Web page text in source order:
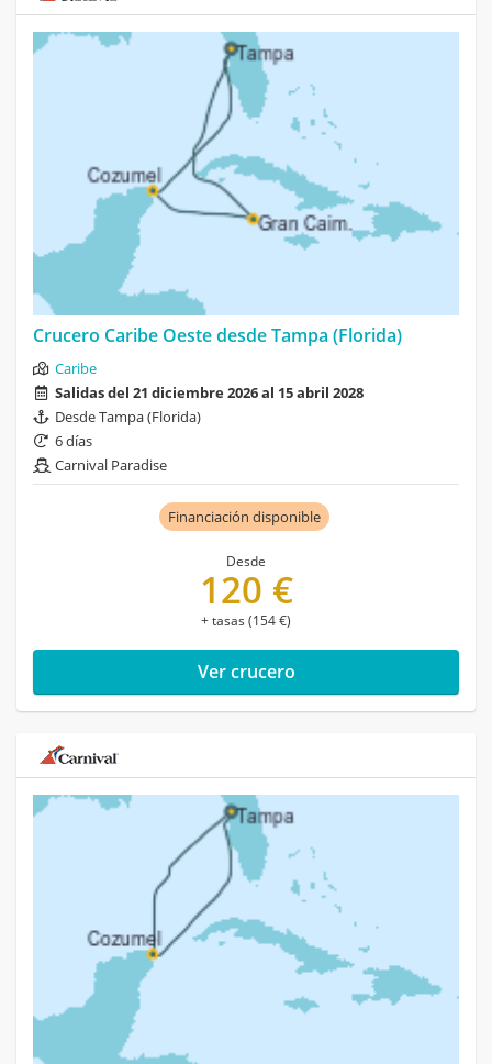
Crucero Caribe Oeste desde Tampa (Florida)
Caribe
Salidas del 21 diciembre 2026 al 15 abril 2028
Desde Tampa (Florida)
6 días
Carnival Paradise
Financiación disponible
Desde
120 €
+ tasas (154 €)
Ver crucero